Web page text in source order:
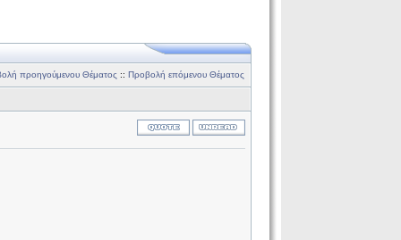
προηγούμενου Θέματος :: Προβολή επόμενου Θέματος